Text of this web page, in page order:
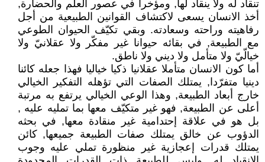
تنقاد له ولا ينقاد لها, ومؤخرا في عصور العلم والحضارة,
أخذ الانسان يسعى لاكتشاف القوانين الطبيعية من أجل
رفاهيته وراحته وسعادته. وبقي تكيّف الحيوان الطوعي
مع الطبيعة, في بقائه حيوانا غير مفكّر ولا عقلانيّ ولا
خيالّيّ ولا متأمل ولا ديني ولا ناطق.
أما كون الانسان متأملا عقلانيا ذكيا خياليا فهذا جعله كائنا
دينيا متفرّدا, يمتلك الصفات التي تؤهله التفكير الخيالي
خارج أبعاد الطبيعة, وهذا الوعي الخيالي يرتفع به مرتبة
أعلى عن الطبيعة, فهو غير متكيّف معها بما تمليه عليه ,
بل هو في علاقة إحتدامية غير منقادة معها, في بحثه
الدؤوب عن خالق يمتلك صفات الطبيعة جميعها, كائن
يمتلك قدرات إعجازية غير منظورة تملي عليه وجوب